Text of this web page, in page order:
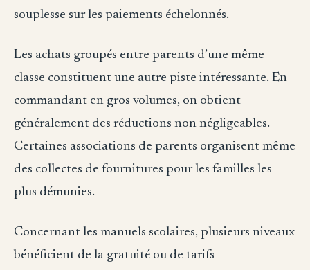
souplesse sur les paiements échelonnés.
Les achats groupés entre parents d’une même
classe constituent une autre piste intéressante. En
commandant en gros volumes, on obtient
généralement des réductions non négligeables.
Certaines associations de parents organisent même
des collectes de fournitures pour les familles les
plus démunies.
Concernant les manuels scolaires, plusieurs niveaux
bénéficient de la gratuité ou de tarifs